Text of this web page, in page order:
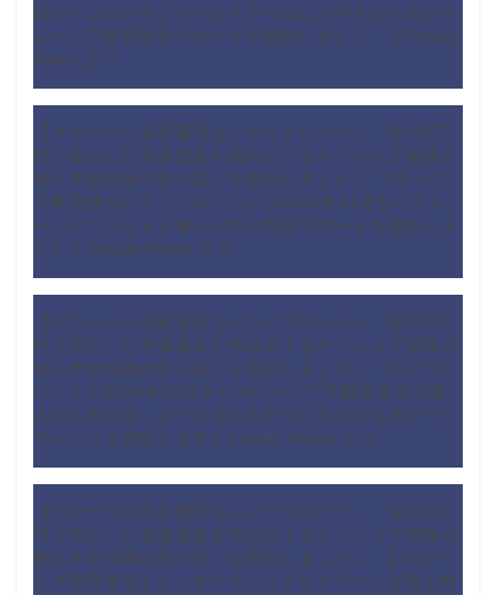
様のインターナショナルスクールに入学するためのマ
レーシア教育移住サポートを開始しました。 | Shoply
News より
【グローバル資産運用ならマイプロパティ 毎月5万
円で安心した老後資金を積み立てるオフショア保険の
個人年金保険の取り扱いを開始しました に マレーシ
ア教育移住のマイプロパティが2024年11月からマレ
ーシアでメイドを雇うための相談サポートを開始しま
した | Shoply News より
【グローバル資産運用ならマイプロパティ 毎月5万
円で安心した老後資金を積み立てるオフショア保険の
個人年金保険の取り扱いを開始しました に マイプロ
パティが2024年12月からマレーシア不動産投資の購
入から鍵引渡しまでの流れを全てに対応するサポート
サービスを開始します | Shoply News より
【グローバル資産運用ならマイプロパティ 毎月5万
円で安心した老後資金を積み立てるオフショア保険の
個人年金保険の取り扱いを開始しました に
【マレー
シア教育移住】インターナショナルスクールを選ぶ時